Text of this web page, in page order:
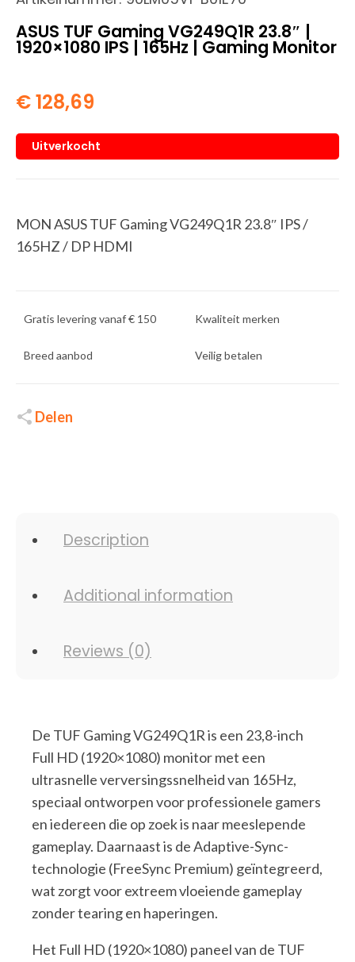
ASUS TUF Gaming VG249Q1R 23.8″ |
1920×1080 IPS | 165Hz | Gaming Monitor
€128,69
Uitverkocht
MON ASUS TUF Gaming VG249Q1R 23.8″ IPS /
165HZ / DP HDMI
Gratis levering vanaf € 150 Kwaliteit merken
Breed aanbod Veilig betalen
Delen
Description
Additional information
Reviews (0)
De TUF Gaming VG249Q1R is een 23,8-inch
Full HD (1920×1080) monitor met een
ultrasnelle verversingssnelheid van 165Hz,
speciaal ontworpen voor professionele gamers
en iedereen die op zoek is naar meeslepende
gameplay. Daarnaast is de Adaptive-Sync-
technologie (FreeSync Premium) geïntegreerd,
wat zorgt voor extreem vloeiende gameplay
zonder tearing en haperingen.
Het Full HD (1920×1080) paneel van de TUF